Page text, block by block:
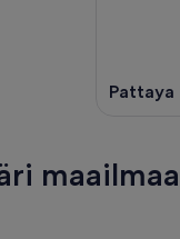
Pattaya